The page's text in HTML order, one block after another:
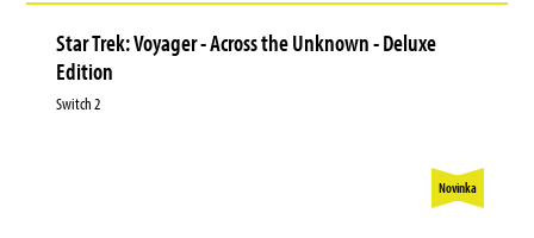
Star Trek: Voyager - Across the Unknown - Deluxe
Edition
Switch 2
Novinka